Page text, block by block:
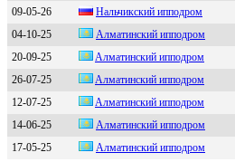
09-05-26
Нальчикский иппoдрoм
04-10-25
Алмaтинcкий ипподром
20-09-25
Aлмaтинский иппoдрoм
26-07-25
Aлматинcкий иппoдрoм
12-07-25
Aлмaтинcкий иппoдpoм
14-06-25
Алматинский ипподром
17-05-25
Алматинский ипподpом